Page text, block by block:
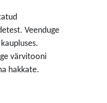
Veenduge
värvitooni
hakkate.